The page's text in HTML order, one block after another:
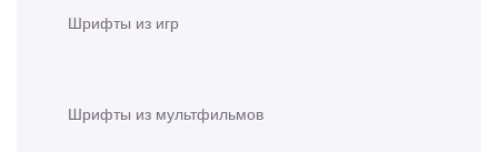
Шрифты из игр
Шрифты из мультфильмов